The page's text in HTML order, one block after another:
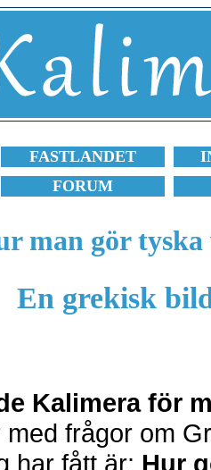
FASTLANDET
FORUM
man gör
En grekisk
Kalimera för
frågor om
har fått är: Hur